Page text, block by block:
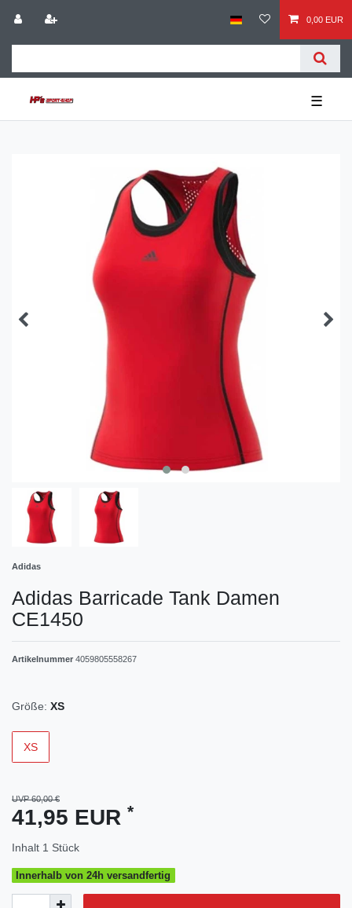
0,00 EUR
☰
Adidas
Adidas Barricade Tank Damen
CE1450
Artikelnummer 4059805558267
Größe: XS
XS
UVP 60,00 €
41,95 EUR *
Inhalt 1 Stück
Innerhalb von 24h versandfertig